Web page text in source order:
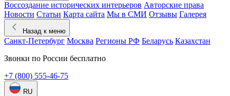
Воссоздание исторических интерьеров Авторские права
Новости Статьи Карта сайта Мы в СМИ Отзывы Галерея
Назад к меню
Санкт-Петербург Москва Регионы РФ Беларусь Казахстан
Звонки по России бесплатно
+7 (800) 555-46-75
RU